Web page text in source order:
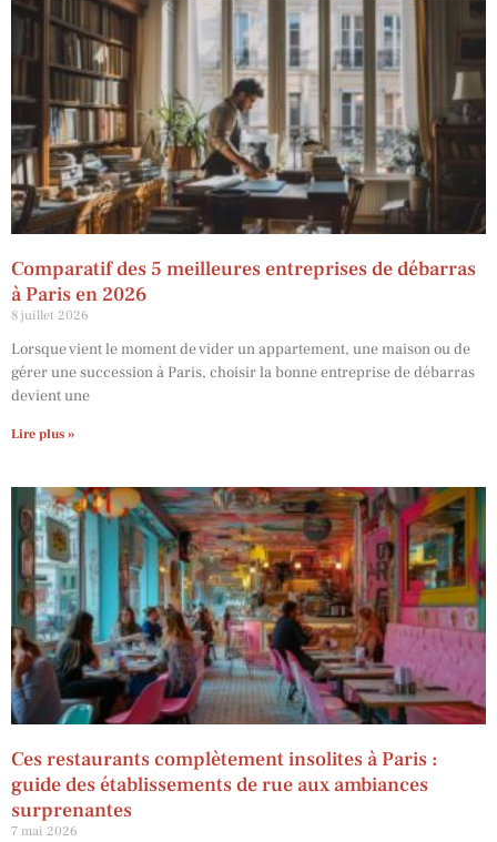
Comparatif des 5 meilleures entreprises de débarras
à Paris en 2026
8 juillet 2026
Lorsque vient le moment de vider un appartement, une maison ou de
gérer une succession à Paris, choisir la bonne entreprise de débarras
devient une
Lire plus »
Ces restaurants complètement insolites à Paris :
guide des établissements de rue aux ambiances
surprenantes
7 mai 2026